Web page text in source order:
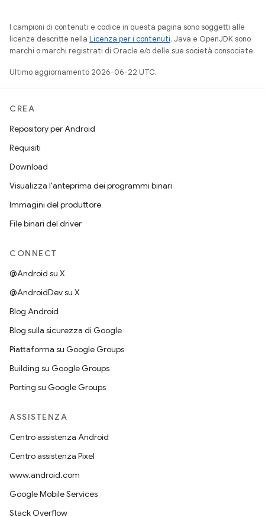
I campioni di contenuti e codice in questa pagina sono soggetti alle
licenze descritte nella Licenza per i contenuti. Java e OpenJDK sono
marchi o marchi registrati di Oracle e/o delle sue società consociate.
Ultimo aggiornamento 2026-06-22 UTC.
CREA
Repository per Android
Requisiti
Download
Visualizza l'anteprima dei programmi binari
Immagini del produttore
File binari del driver
CONNECT
@Android su X
@AndroidDev su X
Blog Android
Blog sulla sicurezza di Google
Piattaforma su Google Groups
Building su Google Groups
Porting su Google Groups
ASSISTENZA
Centro assistenza Android
Centro assistenza Pixel
www.android.com
Google Mobile Services
Stack Overflow